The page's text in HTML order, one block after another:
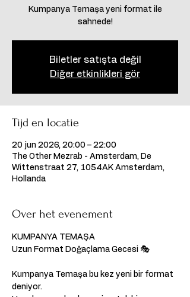
Kumpanya Temaşa yeni format ile
sahnede!
Biletler satışta değil
Diğer etkinlikleri gör
Tijd en locatie
20 jun 2026, 20:00 – 22:00
The Other Mezrab - Amsterdam, De
Wittenstraat 27, 1054AK Amsterdam,
Hollanda
Over het evenement
KUMPANYA TEMAŞA
Uzun Format Doğaçlama Gecesi 🎭
Kumpanya Temaşa bu kez yeni bir format
deniyor.